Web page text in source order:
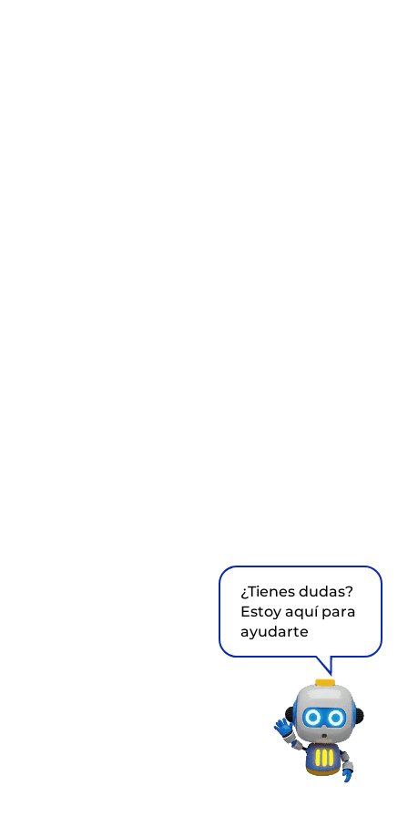
¿Tienes dudas?
Estoy aquí para
ayudarte